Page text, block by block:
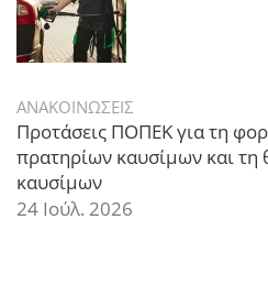
ΑΝΑΚΟΙΝΩΣΕΙΣ
Προτάσεις ΠΟΠΕΚ για τη
πρατηρίων καυσίμων και τη
καυσίμων
24 Ιούλ. 2026